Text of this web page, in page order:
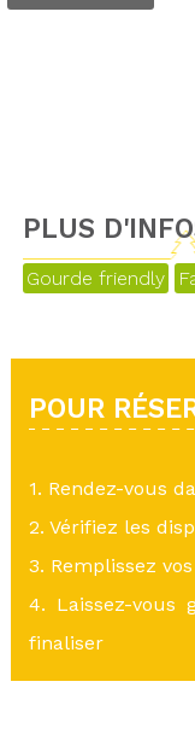
PLUS
Gourde friendly
POUR
1. Rendez-vous
2. Vérifiez les
3. Remplissez
4. Laissez-vous
finaliser